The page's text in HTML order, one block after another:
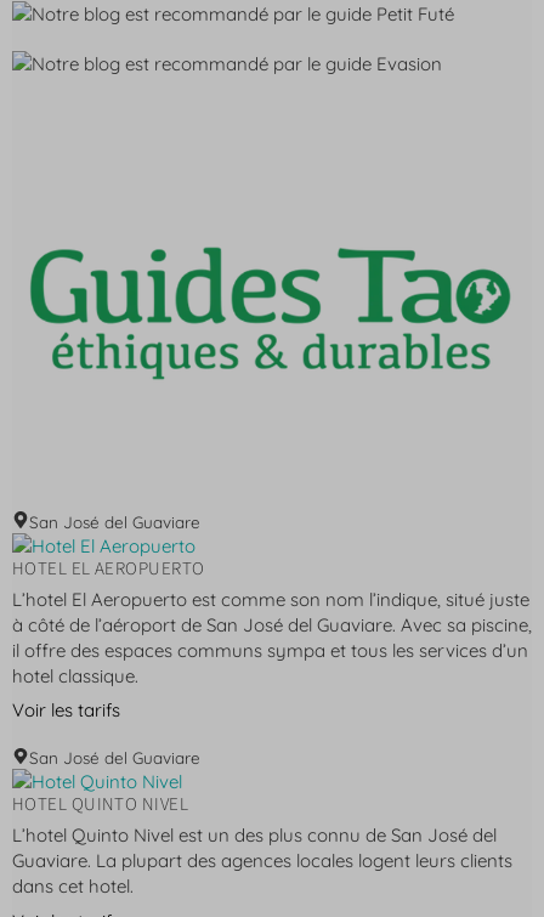
San José del Guaviare
HOTEL EL AEROPUERTO
L’hotel El Aeropuerto est comme son nom l’indique, situé juste
à côté de l’aéroport de San José del Guaviare. Avec sa piscine,
il offre des espaces communs sympa et tous les services d’un
hotel classique.
Voir les tarifs
San José del Guaviare
HOTEL QUINTO NIVEL
L’hotel Quinto Nivel est un des plus connu de San José del
Guaviare. La plupart des agences locales logent leurs clients
dans cet hotel.